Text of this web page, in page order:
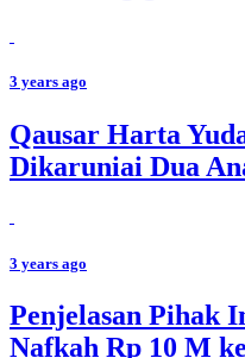
3 years ago
Qausar Harta
Dikaruniai Dua
3 years ago
Penjelasan Pihak
Nafkah Rp 10 M